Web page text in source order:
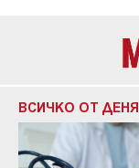
ВСИЧКО ОТ ДЕНЯ